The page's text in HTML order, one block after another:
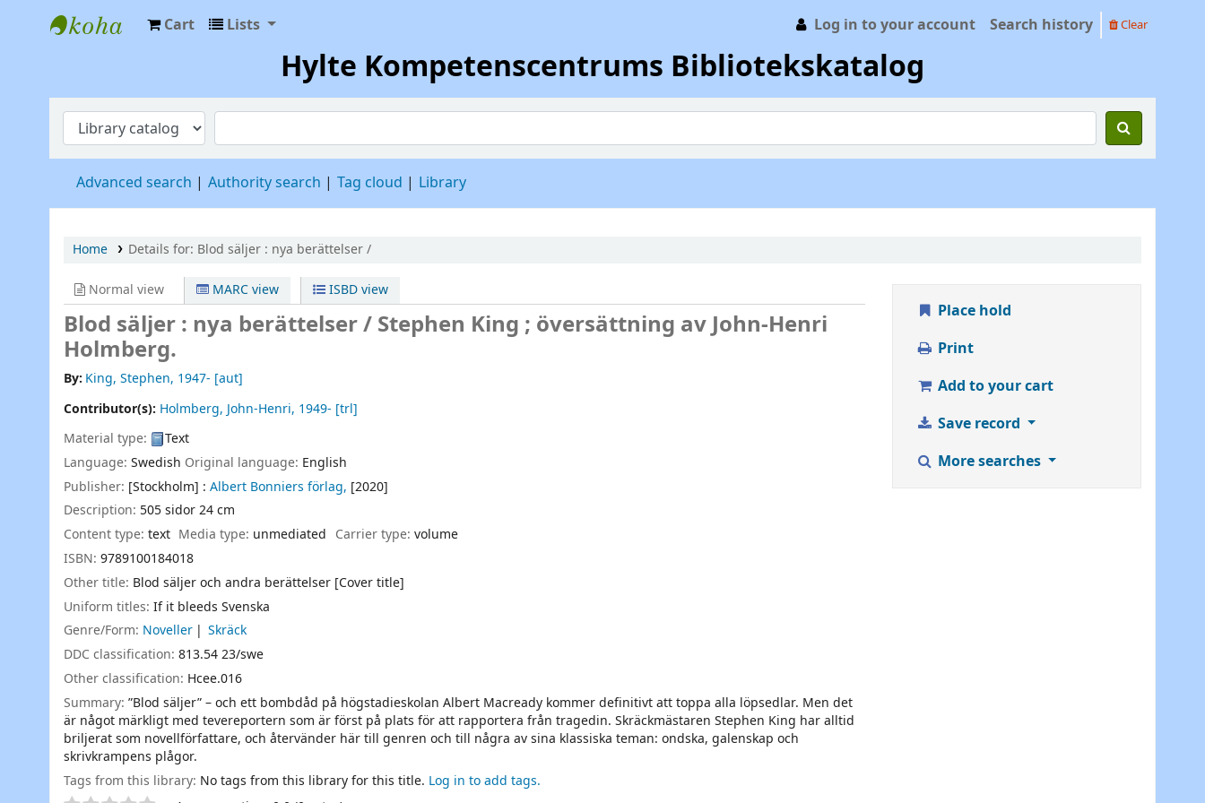
Cart Lists Log in to your account Search history Clear
Hylte Kompetenscentrums Bibliotekskatalog
Advanced search Authority search Tag cloud Library
Home Details for: Blod säljer : nya berättelser /
Normal view MARC view ISBD view
Blod säljer : nya berättelser /Stephen King ; översättning av John-Henri
Holmberg.
By: King, Stephen, 1947- [aut]
Contributor(s): Holmberg, John-Henri, 1949- [trl]
Material type:
Text
Language: Swedish Original language: English
Publisher: [Stockholm] : Albert Bonniers förlag, [2020]
Description: 505 sidor 24 cm
Content type: text Media type: unmediated Carrier type: volume
ISBN: 9789100184018
Other title: Blod säljer och andra berättelser [Cover title]
Uniform titles: If it bleeds Svenska
Genre/Form: Noveller
Skräck
DDC classification: 813.54 23/swe
Other classification: Hcee.016
Summary: ”Blod säljer” – och ett bombdåd på högstadieskolan Albert Macready kommer definitivt att toppa alla löpsedlar. Men det
är något märkligt med tevereportern som är först på plats för att rapportera från tragedin. Skräckmästaren Stephen King har alltid
briljerat som novellförfattare, och återvänder här till genren och till några av sina klassiska teman: ondska, galenskap och
skrivkrampens plågor.
Tags from this library: No tags from this library for this title. Log in to add tags.
Place hold
Print
Add to your cart
Save record
More searches